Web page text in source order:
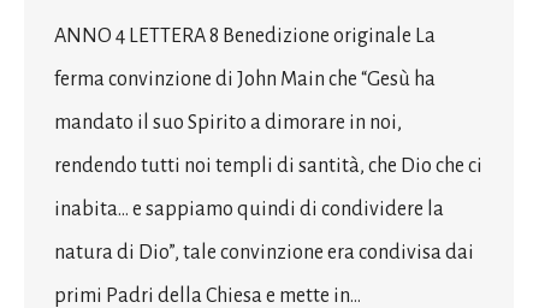
ANNO 4 LETTERA 8 Benedizione originale La
ferma convinzione di John Main che “Gesù ha
mandato il suo Spirito a dimorare in noi,
rendendo tutti noi templi di santità, che Dio che ci
inabita… e sappiamo quindi di condividere la
natura di Dio”, tale convinzione era condivisa dai
primi Padri della Chiesa e mette in…